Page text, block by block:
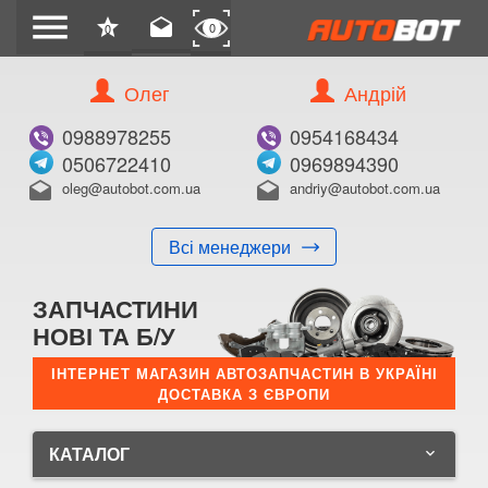
menu star
0 drafts 0
Олег
0988978255
0506722410
drafts oleg@autobot.com.ua
Всі менеджери
Андрій
0954168434
0969894390
drafts andriy@autobot.com.ua
ЗАПЧАСТИНИ
НОВІ ТА Б/У
ІНТЕРНЕТ МАГАЗИН АВТОЗАПЧАСТИН В УКРАЇНІ
ДОСТАВКА З ЄВРОПИ
КАТАЛОГ keyboard_arrow_down